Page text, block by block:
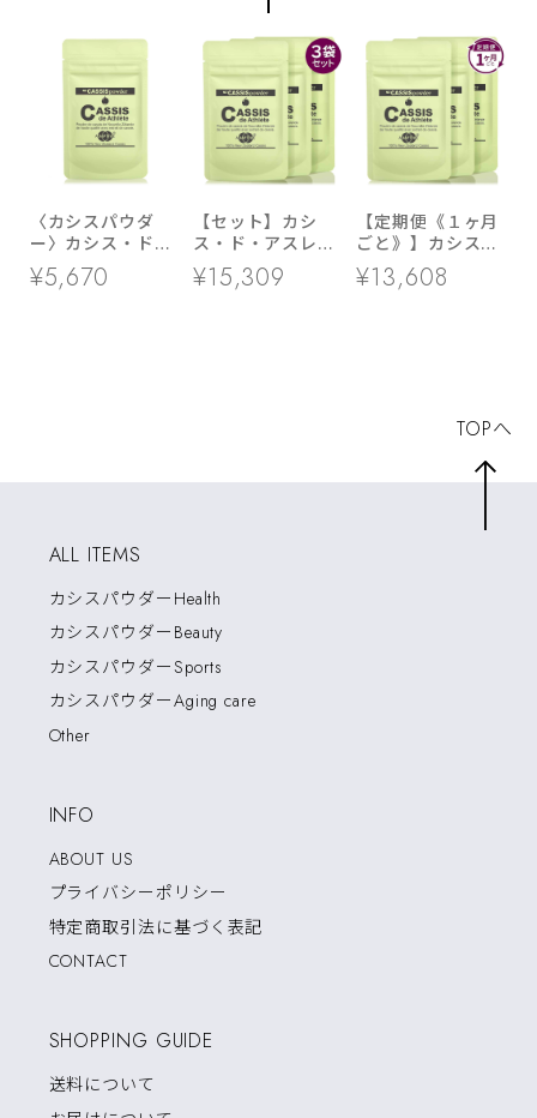
〈カシスパウダ
ー〉カシス・ド・
アスレ １袋
¥5,670
【セット】カシ
ス・ド・アスレ
３袋セット
¥15,309
【定期便《１ヶ月
ごと》】カシス・
ド・アスレ ３袋
セット
¥13,608
ALL ITEMS
カシスパウダーHealth
カシスパウダーBeauty
カシスパウダーSports
カシスパウダーAging care
Other
INFO
ABOUT US
プライバシーポリシー
特定商取引法に基づく表記
CONTACT
SHOPPING GUIDE
送料について
TOPへ